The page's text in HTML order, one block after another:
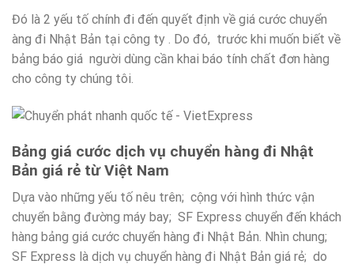
Đó là 2 yếu tố chính đi đến quyết định về giá cước chuyển
àng đi Nhật Bản tại công ty . Do đó, trước khi muốn biết về
bảng báo giá người dùng cần khai báo tính chất đơn hàng
cho công ty chúng tôi.
Bảng giá cước dịch vụ chuyển hàng đi Nhật
Bản giá rẻ từ Việt Nam
Dựa vào những yếu tố nêu trên; cộng với hình thức vận
chuyển bằng đường máy bay; SF Express chuyển đến khách
hàng bảng giá cước chuyển hàng đi Nhật Bản. Nhìn chung;
SF Express là dịch vụ chuyển hàng đi Nhật Bản giá rẻ; do